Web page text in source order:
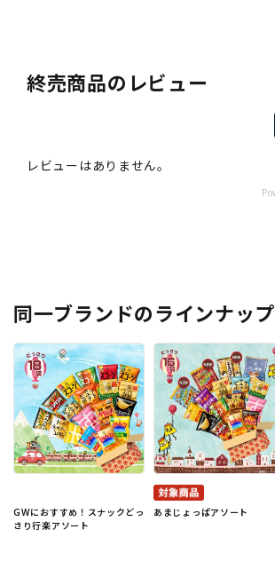
終売商品のレビュー
同一ブランドのラインナップ
GWにおすすめ！スナックどっ
さり行楽アソート
あまじょっぱアソート